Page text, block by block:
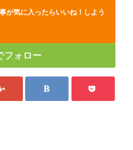
が気に入ったらいいね！しよう
フォロー